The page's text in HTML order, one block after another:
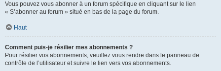
Vous pouvez vous abonner à un forum spécifique en cliquant sur le lien
« S’abonner au forum » situé en bas de la page du forum.
Haut
Comment puis-je résilier mes abonnements ?
Pour résilier vos abonnements, veuillez vous rendre dans le panneau de
contrôle de l’utilisateur et suivre le lien vers vos abonnements.